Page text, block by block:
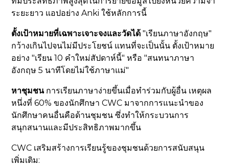
ระยะยาว แอปอย่าง Anki ใช้หลักการนี้
ตั้งเป้าหมายที่เฉพาะเจาะจงและวัดได้ "เรียนภาษาอังกฤษ"
กว้างเกินไปจนไม่มีประโยชน์ แทนที่จะเป็นนั้น ตั้งเป้าหมาย
อย่าง "เรียน 10 คำใหม่สัปดาห์นี้" หรือ "สนทนาภาษา
อังกฤษ 5 นาทีโดยไม่ใช้ภาษาแม่"
หาชุมชนการเรียนภาษาง่ายขึ้นเมื่อทำร่วมกับผู้อื่น เหตุผล
หนึ่งที่ 60% ของนักศึกษา CWC มาจากการแนะนำของ
นักศึกษาคนอื่นคือด้านชุมชน ซึ่งทำให้กระบวนการ
สนุกสนานและมีประสิทธิภาพมากขึ้น
CWC เสริมสร้างการเรียนรู้ของชุมชนด้วยการสนับสนุน
เพิ่มเติม: